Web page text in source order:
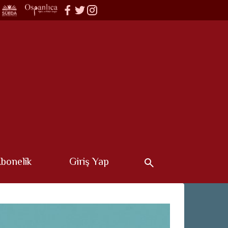
Giriş Yap